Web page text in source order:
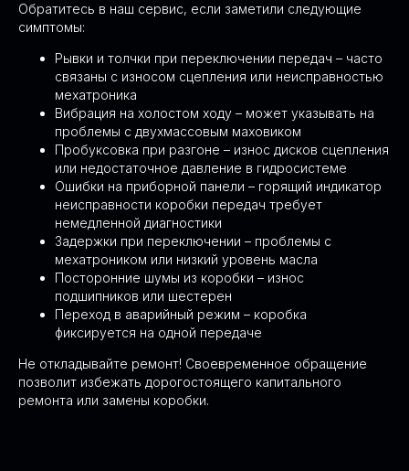
Обратитесь в наш сервис, если заметили следующие
симптомы:
Рывки и толчки при переключении передач – часто
связаны с износом сцепления или неисправностью
мехатроника
Вибрация на холостом ходу – может указывать на
проблемы с двухмассовым маховиком
Пробуксовка при разгоне – износ дисков сцепления
или недостаточное давление в гидросистеме
Ошибки на приборной панели – горящий индикатор
неисправности коробки передач требует
немедленной диагностики
Задержки при переключении – проблемы с
мехатроником или низкий уровень масла
Посторонние шумы из коробки – износ
подшипников или шестерен
Переход в аварийный режим – коробка
фиксируется на одной передаче
Не откладывайте ремонт! Своевременное обращение
позволит избежать дорогостоящего капитального
ремонта или замены коробки.
НА DSG И S-TRONIC
ПОЗВОЛЯЕТ ДОСТИЧЬ МАКСИМАЛЬНОЙ
ДИАГНОСТИКИ И КАЧЕСТВА РЕМОНТА
— это позволяет достичь максимальной
точности диагностики и качества ремонта
СПЕЦИАЛИЗИРУЕМСЯ НА
DSG И S-TRONIC
ПОЧЕМУ НАС ВЫБИРАЮТ